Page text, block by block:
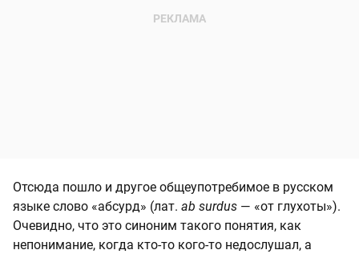
Отсюда пошло и другое общеупотребимое в русском
языке слово «абсурд» (лат. ab surdus — «от глухоты»).
Очевидно, что это синоним такого понятия, как
непонимание, когда кто-то кого-то недослушал, а